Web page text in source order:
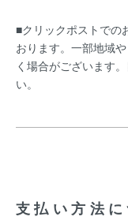
■クリックポストでの
おります。一部地域
く場合がございます
い。
支払い方法に